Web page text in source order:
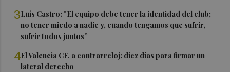
3Luís Castro: "El equipo debe tener la identidad del club;
no tener miedo a nadie y, cuando tengamos que sufrir,
sufrir todos juntos”
4El Valencia CF, a contrarreloj: diez días para firmar un
lateral derecho